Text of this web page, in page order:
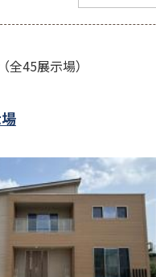
（全45展示場）